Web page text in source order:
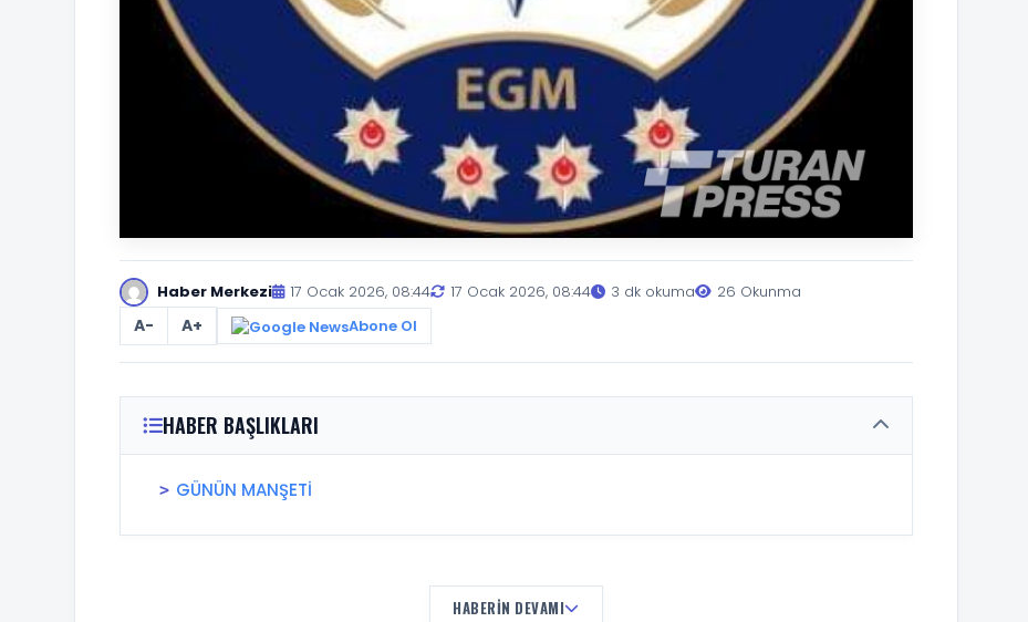
Haber Merkezi 17 Ocak 2026, 08:44 17 Ocak 2026, 08:44 3 dk okuma 26 Okunma
A- A+ Abone Ol
HABER BAŞLIKLARI
GÜNÜN MANŞETİ
HABERIN DEVAMI